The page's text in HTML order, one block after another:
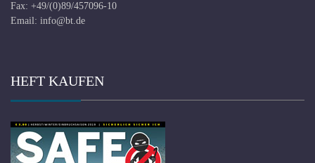
Fax: +49/(0)89/457096-10
Email: info@bt.de
HEFT KAUFEN